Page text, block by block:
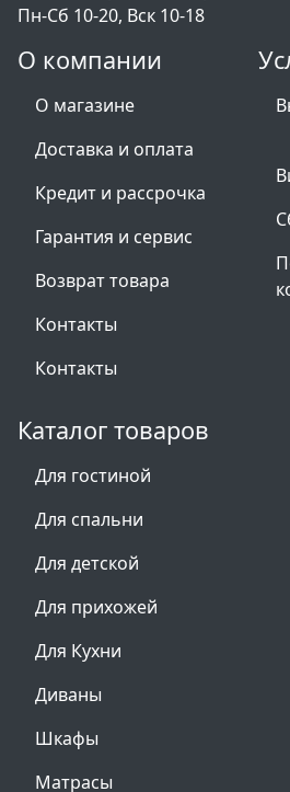
О компании
О магазине
Доставка и оплата
Кредит и рассрочка
Гарантия и сервис
Возврат товара
Контакты
Контакты
Каталог товаров
Для гостиной
Для спальни
Для детской
Для прихожей
Для Кухни
Диваны
Шкафы
Матрасы
Пн-Сб 10-20, Вск 10-18